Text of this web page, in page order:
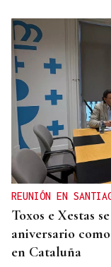
REUNIÓN EN
Toxos e Xestas
aniversario
en Cataluña